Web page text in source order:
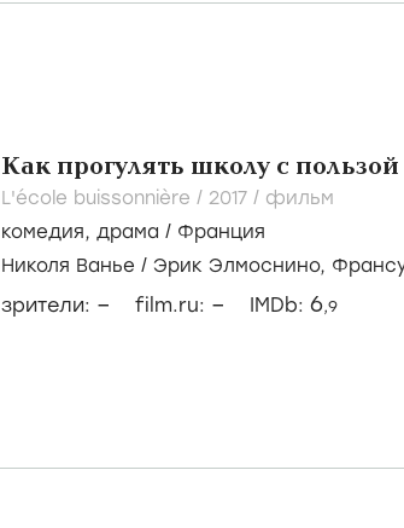
Как прогулять школу с пользой
L'école buissonnière / 2017 / фильм
комедия, драма / Франция
Николя Ванье / Эрик Элмоснино,
зрители: – film.ru: – IMDb: 6,9